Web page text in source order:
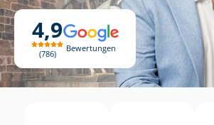
4,9
786
Bewertungen